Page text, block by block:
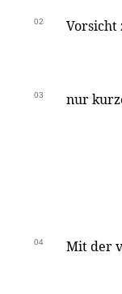
02 Vorsicht
03 nur
04 Mit der